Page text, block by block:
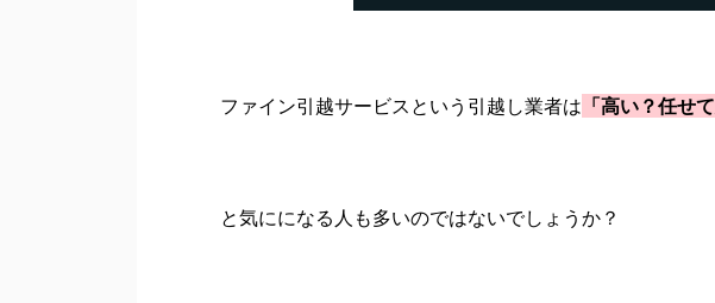
ファイン引越サービスという引越し業者は 「高い？任せて
と気にになる人も多いのではないでしょうか？